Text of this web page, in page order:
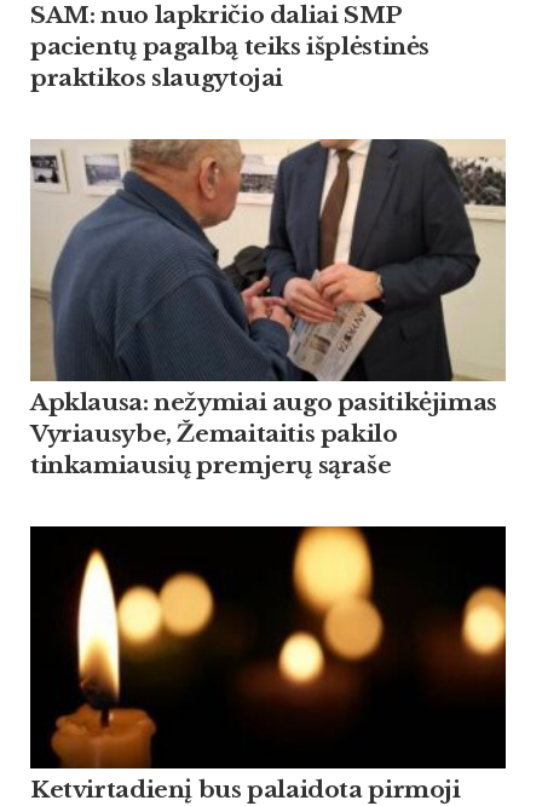
SAM: nuo lapkričio daliai SMP
pacientų pagalbą teiks išplėstinės
praktikos slaugytojai
Apklausa: nežymiai augo pasitikėjimas
Vyriausybe, Žemaitaitis pakilo
tinkamiausių premjerų sąraše
Ketvirtadienį bus palaidota pirmoji